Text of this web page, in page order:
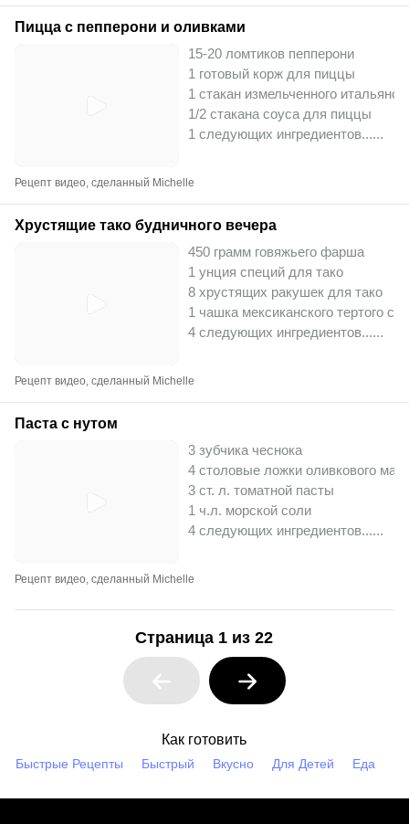
Пицца с пепперони и оливками
15-20 ломтиков пепперони
1 готовый корж для пиццы
1 стакан измельченного
1/2 стакана соуса для пиццы
1 следующих ингредиентов......
Рецепт видео, сделанный Michelle
Хрустящие тако будничного вечера
450 грамм говяжьего фарша
1 унция специй для тако
8 хрустящих ракушек для тако
1 чашка мексиканского тертого
4 следующих ингредиентов......
Рецепт видео, сделанный Michelle
Паста с нутом
3 зубчика чеснока
4 столовые ложки оливкового
3 ст. л. томатной пасты
1 ч.л. морской соли
4 следующих ингредиентов......
Рецепт видео, сделанный Michelle
Страница 1 из 22
Как готовить
Быстрые Рецепты Быстрый Вкусно Для Детей Еда